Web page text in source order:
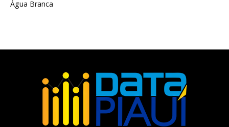
Água Branca